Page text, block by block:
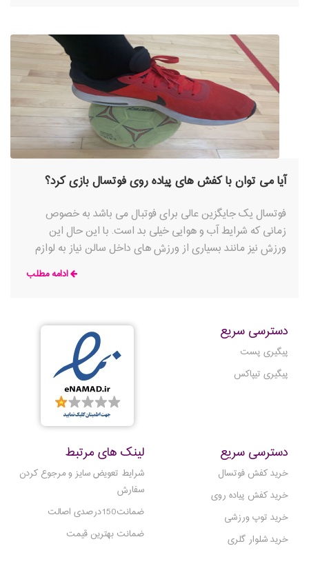
آیا می توان با کفش های پیاده روی فوتسال بازی کرد؟
فوتسال یک جایگزین عالی برای فوتبال می باشد به خصوص
زمانی که شرایط آب و هوایی خیلی بد است. با این حال این
ورزش نیز مانند بسیاری از ورزش های داخل سالن نیاز به لوازم
مخصوص به ویژه کفش های فوتسال دارد تا بازیکن به درستی
بتواند در زمان نیاز شتاب بگیرد، بایستد یا ضربه بزند. اما بسیاری از
ادامه مطلب
دسترسی سریع
پیگیری پست
پیگیری تیپاکس
لینک های مرتبط
شرایط تعویض سایز و مرجوع کردن
سفارش
ضمانت150درصدی اصالت
ضمانت بهترین قیمت
دسترسی سریع
خرید کفش فوتسال
خرید کفش پیاده روی
خرید توپ ورزشی
خرید شلوار گلری